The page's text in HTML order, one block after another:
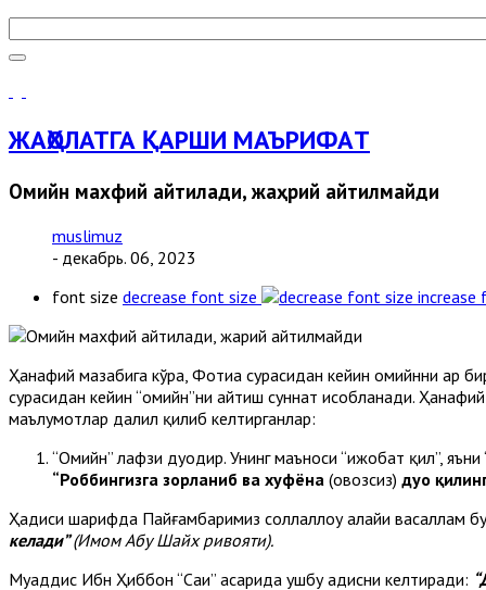
ЖАҲОЛАТГА ҚАРШИ МАЪРИФAТ
Омийн махфий айтилади, жаҳрий айтилмайди
muslimuz
- декабрь. 06, 2023
font size decrease font size increase
Ҳанафий мазҳабига кўра, Фотиҳа сурасидан кейин омийнни
сурасидан кейин “омийн”ни айтиш суннат ҳисобланади.
маълумотлар далил қилиб келтирганлар:
“Омийн” лафзи дуодир. Унинг маъноси “ижобат қил”,
“Роббингизга зорланиб ва хуфёна (овозсиз) дуо
Ҳадиси шарифда Пайғамбаримиз соллаллоҳу алайҳи васаллам
келади”(Имом Абу Шайх ривояти).
Муҳаддис Ибн Ҳиббон “Саҳиҳ” асарида ушбу ҳадисни келтиради: